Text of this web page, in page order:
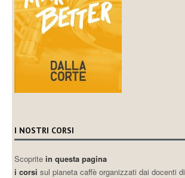
I NOSTRI CORSI
Scopritein questa pagina
i corsi sul pianeta caffè organizzati dai docenti di